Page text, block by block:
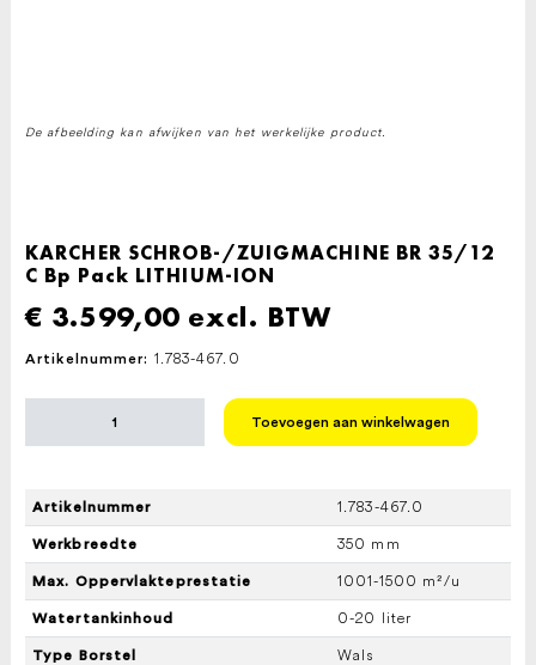
De afbeelding kan afwijken van het werkelijke product.
KARCHER SCHROB-/ZUIGMACHINE BR 35/12
C Bp Pack LITHIUM-ION
€ 3.599,00 excl. BTW
Artikelnummer: 1.783-467.0
SCHROB-/ZUIGMACHINE
BR
Bp
Pack
LITHIUM-
ION
aantal
Toevoegen aan winkelwagen
Artikelnummer 1.783-467.0
Werkbreedte 350 mm
Max. Oppervlakteprestatie 1001-1500 m²/u
Watertankinhoud 0-20 liter
Type Borstel Wals